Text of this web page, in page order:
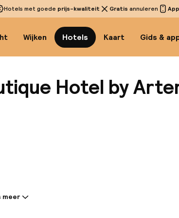
Hotels met goede prijs-kwaliteit Gratis annuleren App
Wijken Hotels Kaart Gids &
Hotel by
gedeeld door de accommodatie:
meer